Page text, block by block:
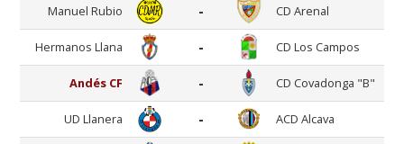
Manuel Rubio - CD Arenal
Hermanos Llana - CD Los Campos
Andés CF - CD Covadonga "B"
UD Llanera - ACD Alcava